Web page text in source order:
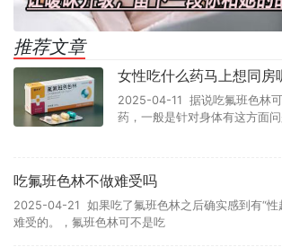
推荐文章
女性吃什么药马上想同房
2025-04-11 据说吃氟班色林
药，一般是针对身体有这方面
吃氟班色林不做难受吗
2025-04-21 如果吃了氟班色林之后确实感到有“性
难受的。，氟班色林可不是吃